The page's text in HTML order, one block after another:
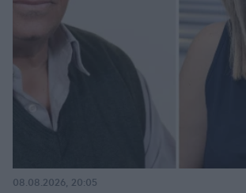
08.08.2026, 20:05